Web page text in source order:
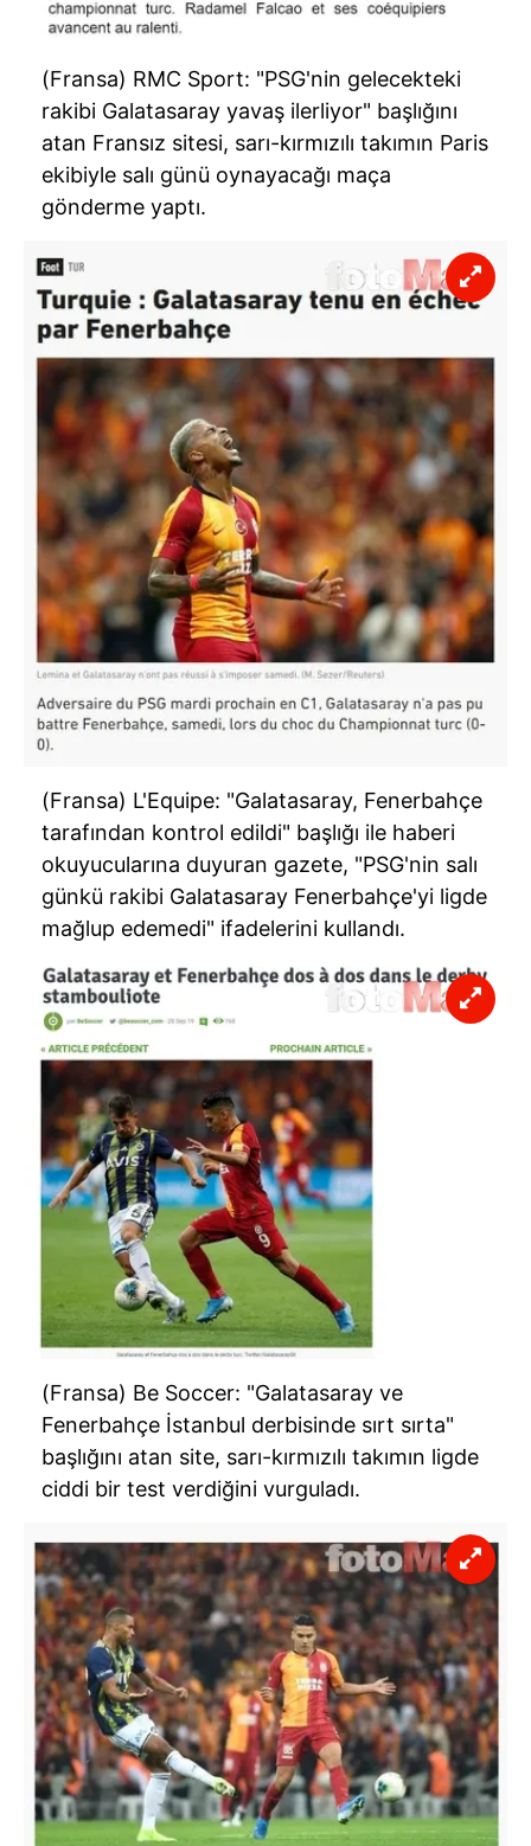
6698 sayılı Kişisel Verilerin Korunması Kanunu uyarınca
hazırlanmış Aydınlatma Metnimizi okumak ve sitemizde
ilgili mevzuata uygun olarak kullanılan çerezlerle ilgili bilgi
almak için lütfentıklayınız.
(Fransa) RMC Sport: "PSG'nin gelecekteki
rakibi Galatasaray yavaş ilerliyor" başlığını
atan Fransız sitesi, sarı-kırmızılı takımın Paris
ekibiyle salı günü oynayacağı maça
gönderme yaptı.
(Fransa) L'Equipe: "Galatasaray, Fenerbahçe
tarafından kontrol edildi" başlığı ile haberi
okuyucularına duyuran gazete, "PSG'nin salı
günkü rakibi Galatasaray Fenerbahçe'yi ligde
mağlup edemedi" ifadelerini kullandı.
(Fransa) Be Soccer: "Galatasaray ve
Fenerbahçe İstanbul derbisinde sırt sırta"
başlığını atan site, sarı-kırmızılı takımın ligde
ciddi bir test verdiğini vurguladı.